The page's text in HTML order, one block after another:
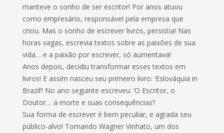
manteve o sonho de ser escritor! Por anos atuou
como empresário, responsável pela empresa que
criou. Mas o sonho de escrever livros, persistia! Nas
horas vagas, escrevia textos sobre as paixões de sua
vida… e a paixão por escrever, só aumentava!
Anos depois, decidiu transformar esses textos em
livros! E assim nasceu seu primeiro livro: ‘Eslováquia in
Brazil’! No ano seguinte escreveu: ‘O Escritor, o
Doutor… a morte e suas consequências’!
Sua forma de escrever é bem peculiar, e agrada seu
público-alvo! Tornando Wagner Vinhato, um dos